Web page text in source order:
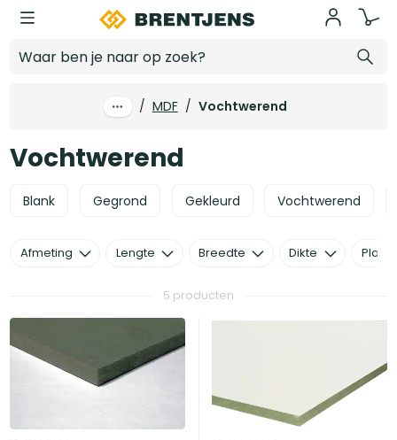
Ga naar hoofdinhoud
/ MDF / Vochtwerend
Vochtwerend
Blank Gegrond Gekleurd Vochtwerend
5 producten
Afmeting Lengte Breedte Dikte